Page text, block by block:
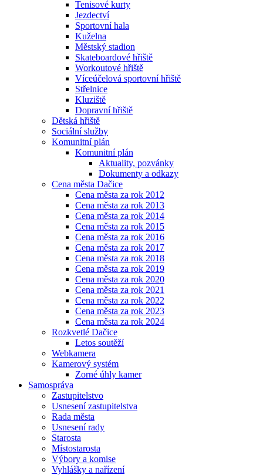
Tenisové kurty
Jezdectví
Sportovní hala
Kuželna
Městský stadion
Skateboardové hřiště
Workoutové hřiště
Víceúčelová sportovní hřiště
Střelnice
Kluziště
Dopravní hřiště
Dětská hřiště
Sociální služby
Komunitní plán
Komunitní plán
Aktuality, pozvánky
Dokumenty a odkazy
Cena města Dačice
Cena města za rok 2012
Cena města za rok 2013
Cena města za rok 2014
Cena města za rok 2015
Cena města za rok 2016
Cena města za rok 2017
Cena města za rok 2018
Cena města za rok 2019
Cena města za rok 2020
Cena města za rok 2021
Cena města za rok 2022
Cena města za rok 2023
Cena města za rok 2024
Rozkvetlé Dačice
Letos soutěží
Webkamera
Kamerový systém
Zorné úhly kamer
Samospráva
Zastupitelstvo
Usnesení zastupitelstva
Rada města
Usnesení rady
Starosta
Místostarosta
Výbory a komise
Vyhlášky a nařízení